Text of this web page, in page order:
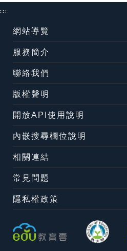
:::
網站導覽
服務簡介
聯絡我們
版權聲明
開放API使用說明
內嵌搜尋欄位說明
相關連結
常見問題
隱私權政策